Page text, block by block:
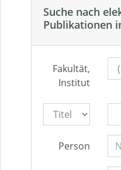
Suche nach
Publikationen
Fakultät,
Institut
Person